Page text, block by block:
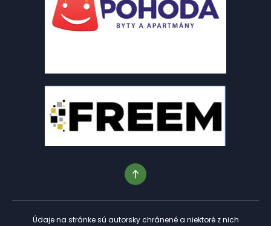
Údaje na stránke sú autorsky chránené a niektoré z nich